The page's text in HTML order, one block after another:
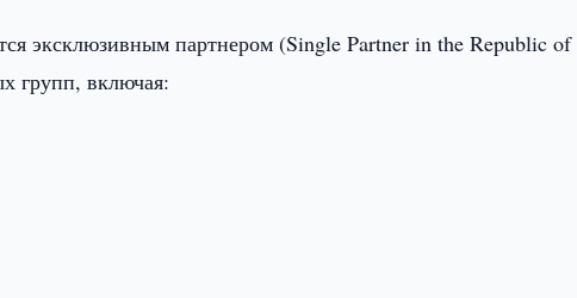
эксклюзивным партнером (Single Partner in the Republic of
групп, включая: